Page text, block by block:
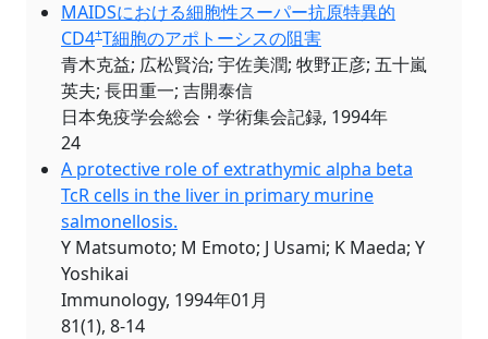
MAIDSにおける細胞性スーパー抗原特異的
CD4+T細胞のアポトーシスの阻害
青木克益; 広松賢治; 宇佐美潤; 牧野正彦; 五十嵐
英夫; 長田重一; 吉開泰信
日本免疫学会総会・学術集会記録, 1994年
24
A protective role of extrathymic alpha beta
TcR cells in the liver in primary murine
salmonellosis.
Y Matsumoto; M Emoto; J Usami; K Maeda; Y
Yoshikai
Immunology, 1994年01月
81(1), 8-14